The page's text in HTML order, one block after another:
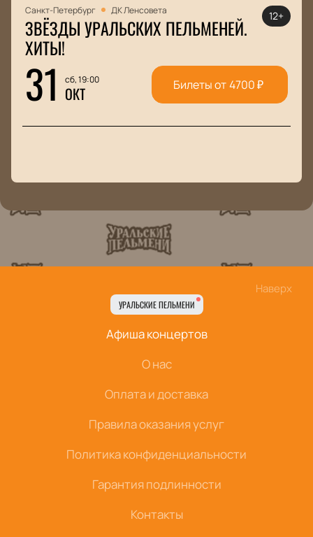
Санкт-Петербург ДК Ленсовета
ЗВЁЗДЫ УРАЛЬСКИХ ПЕЛЬМЕНЕЙ.
ХИТЫ!
31 сб, 19:00
ОКТ
12+
Билеты от4700₽
Наверх
УРАЛЬСКИЕ ПЕЛЬМЕНИ
Афиша концертов
О нас
Оплата и доставка
Правила оказания услуг
Политика конфиденциальности
Гарантия подлинности
Контакты